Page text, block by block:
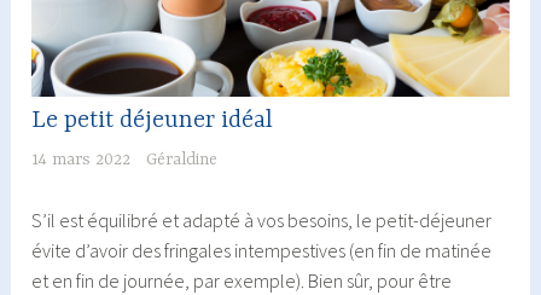
fibres
Le petit déjeuner idéal
14 mars 2022 Géraldine
S’il est équilibré et adapté à vos besoins, le petit-déjeuner
évite d’avoir des fringales intempestives (en fin de matinée
et en fin de journée, par exemple). Bien sûr, pour être